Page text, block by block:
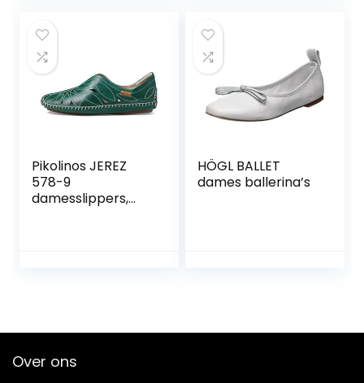
Pikolinos JEREZ
578-9
damesslippers,
HÖGL BALLET
dames ballerina’s
Over ons